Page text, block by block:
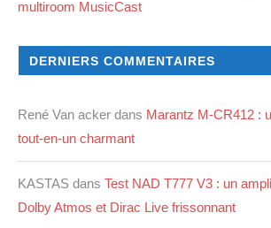
multiroom MusicCast
DERNIERS COMMENTAIRES
René Van acker dans Marantz M-CR412 :
tout-en-un charmant
KASTAS dans Test NAD T777 V3 : un
Dolby Atmos et Dirac Live frissonnant